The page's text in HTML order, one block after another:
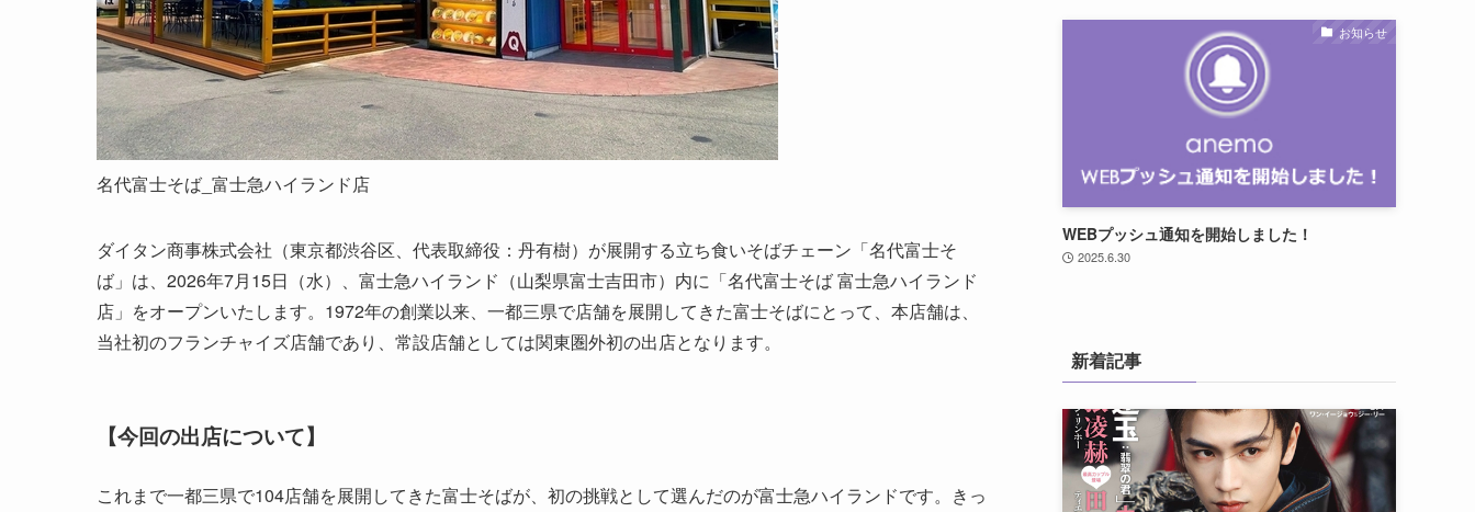
名代富士そば_富士急ハイランド店
ダイタン商事株式会社（東京都渋谷区、代表取締役：丹有樹）が展開する立ち食いそばチェーン「名代富士そ
ば」は、2026年7月15日（水）、富士急ハイランド（山梨県富士吉田市）内に「名代富士そば 富士急ハイランド
店」をオープンいたします。1972年の創業以来、一都三県で店舗を展開してきた富士そばにとって、本店舗は、
当社初のフランチャイズ店舗であり、常設店舗としては関東圏外初の出店となります。
【今回の出店について】
これまで一都三県で104店舗を展開してきた富士そばが、初の挑戦として選んだのが富士急ハイランドです。きっ
お知らせ
WEBプッシュ通知を開始しました！
2025.6.30
新着記事